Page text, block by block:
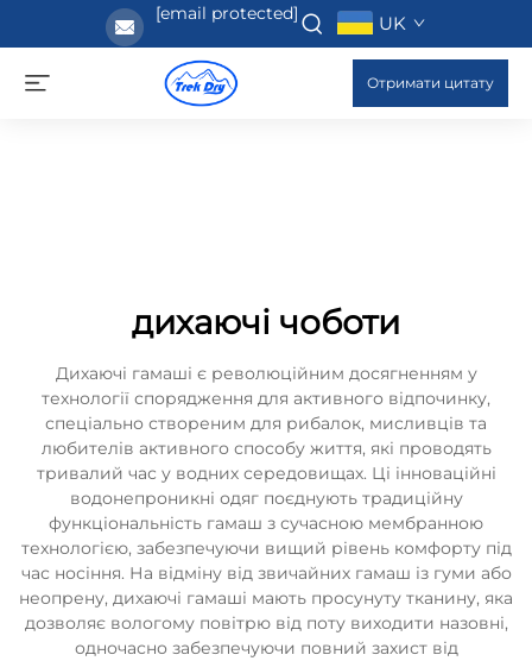
[email protected] UK
Отримати цитату
дихаючі чоботи
Дихаючі гамаші є революційним досягненням у
технології спорядження для активного відпочинку,
спеціально створеним для рибалок, мисливців та
любителів активного способу життя, які проводять
тривалий час у водних середовищах. Ці інноваційні
водонепроникні одяг поєднують традиційну
функціональність гамаш з сучасною мембранною
технологією, забезпечуючи вищий рівень комфорту під
час носіння. На відміну від звичайних гамаш із гуми або
неопрену, дихаючі гамаші мають просунуту тканину, яка
дозволяє вологому повітрю від поту виходити назовні,
одночасно забезпечуючи повний захист від